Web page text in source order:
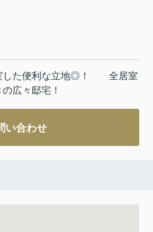
た便利な立地◎！
全居室
広々邸宅！
い合わせ